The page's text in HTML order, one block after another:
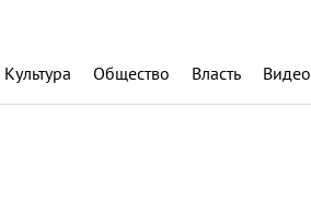
Культура Общество Власть Видео